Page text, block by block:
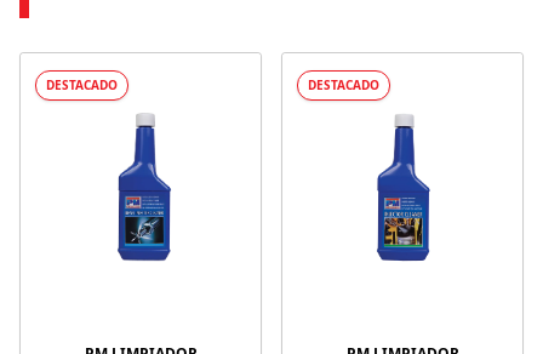
DESTACADO DESTACADO